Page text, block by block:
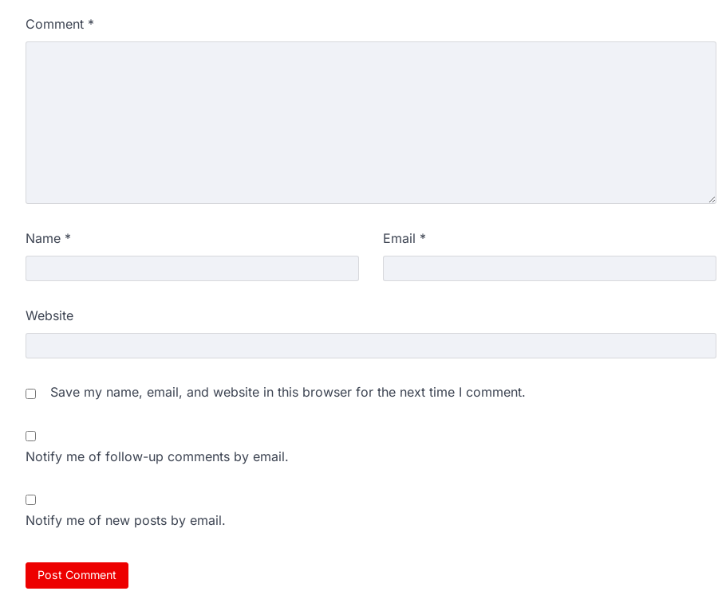
Comment *
Name * Email *
Website
Save my name, email, and website in this browser for the next time I comment.
Notify me of follow-up comments by email.
Notify me of new posts by email.